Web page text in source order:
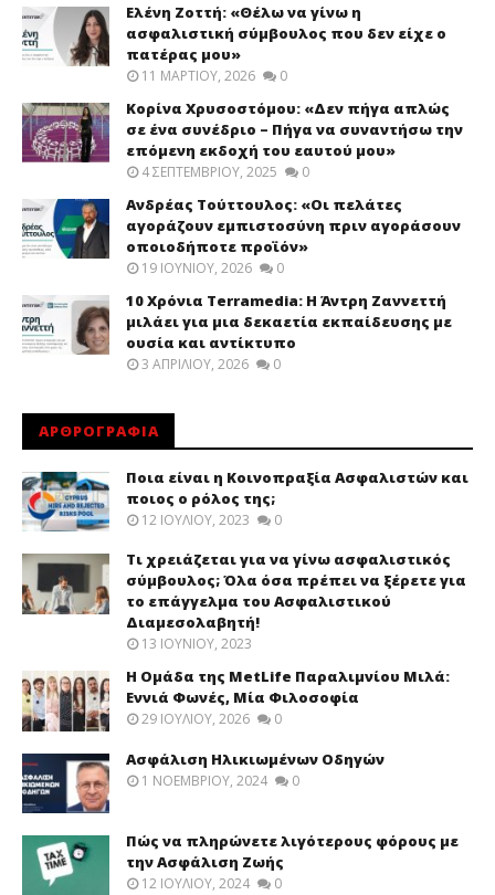
Ελένη Ζοττή: «Θέλω να γίνω η
ασφαλιστική σύμβουλος που δεν είχε ο
πατέρας μου»
11 ΜΑΡΤΊΟΥ, 2026 0
Κορίνα Χρυσοστόμου: «Δεν πήγα απλώς
σε ένα συνέδριο – Πήγα να συναντήσω την
επόμενη εκδοχή του εαυτού μου»
4 ΣΕΠΤΕΜΒΡΊΟΥ, 2025 0
Ανδρέας Τούττουλος: «Οι πελάτες
αγοράζουν εμπιστοσύνη πριν αγοράσουν
οποιοδήποτε προϊόν»
19 ΙΟΥΝΊΟΥ, 2026 0
10 Χρόνια Terramedia: Η Άντρη Ζαννεττή
μιλάει για μια δεκαετία εκπαίδευσης με
ουσία και αντίκτυπο
3 ΑΠΡΙΛΊΟΥ, 2026 0
ΑΡΘΡΟΓΡΑΦΙΑ
Ποια είναι η Κοινοπραξία Ασφαλιστών και
ποιος ο ρόλος της;
12 ΙΟΥΛΊΟΥ, 2023 0
Τι χρειάζεται για να γίνω ασφαλιστικός
σύμβουλος; Όλα όσα πρέπει να ξέρετε για
το επάγγελμα του Ασφαλιστικού
Διαμεσολαβητή!
13 ΙΟΥΝΊΟΥ, 2023
Η Ομάδα της MetLife Παραλιμνίου Μιλά:
Εννιά Φωνές, Μία Φιλοσοφία
29 ΙΟΥΛΊΟΥ, 2026 0
Ασφάλιση Ηλικιωμένων Οδηγών
1 ΝΟΕΜΒΡΊΟΥ, 2024 0
Πώς να πληρώνετε λιγότερους φόρους με
την Ασφάλιση Ζωής
12 ΙΟΥΛΊΟΥ, 2024 0